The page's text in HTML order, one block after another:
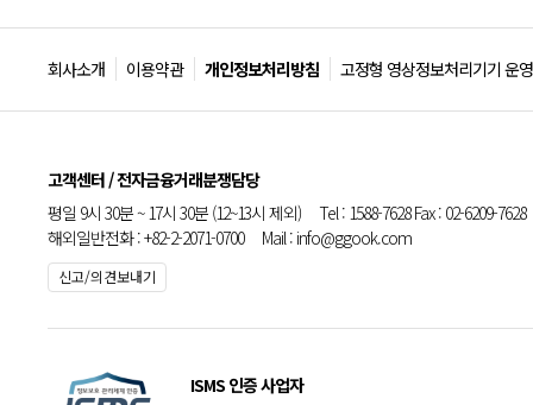
회사소개 이용약관 개인정보처리방침 고정형 영상정보처리기기 운
고객센터 / 전자금융거래분쟁담당
평일 9시 30분 ~ 17시 30분 (12~13시 제외) Tel : 1588-7628 Fax : 02-6209-7628
해외일반전화 : +82-2-2071-0700 Mail : info@ggook.com
신고/의견보내기
ISMS 인증 사업자